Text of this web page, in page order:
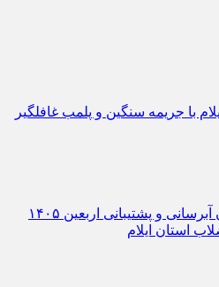
با جریمه سنگین و پلمب غافلگیر
تجلیل از رانندگان ناوگان آبرسانی و پشتیبانی اربعین ۱۴۰۵
استان ایلام